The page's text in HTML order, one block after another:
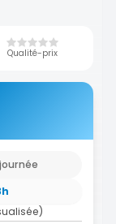
Qualité-prix